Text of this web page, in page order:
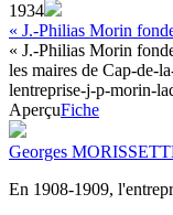
1934
« J.-Philias Morin
« J.-Philias Morin
les maires de Cap-de-
lentreprise-j-p-morin-
AperçuFiche
Georges
En 1908-1909,